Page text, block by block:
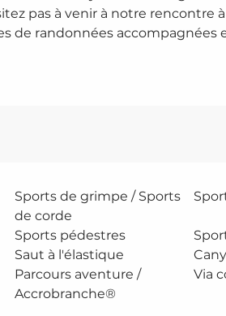
pas à venir à notre rencontre
de randonnées accompagnées
Sports de grimpe / Sports
de corde
Sports pédestres
Saut à l'élastique
Parcours aventure /
Accrobranche®
Via